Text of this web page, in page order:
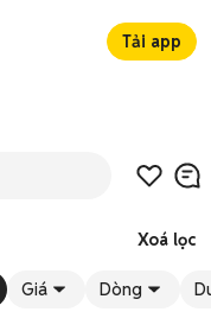
Tải app
Xoá lọc
Giá Dòng